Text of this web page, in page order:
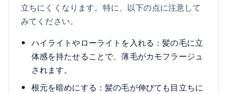
立ちにくくなります。特に、以下の点に注意して
みてください。
ハイライトやローライトを入れる：髪の毛に立
体感を持たせることで、薄毛がカモフラージュ
されます。
根元を暗めにする：髪の毛が伸びても目立ちに